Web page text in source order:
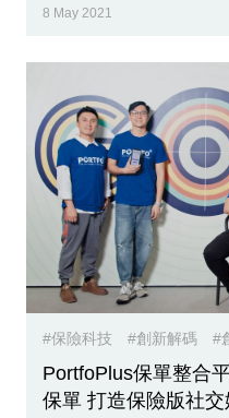
8 May 2021
#保險科技 #創新解碼 #
PortfoPlus保單整合
保單 打造保險版社交